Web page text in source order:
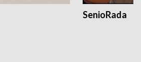
SenioRada